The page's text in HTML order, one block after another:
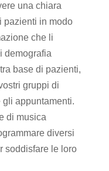
una chiara
pazienti in modo
che li
demografia
base di pazienti,
gruppi di
appuntamenti.
di musica
diversi
soddisfare le loro